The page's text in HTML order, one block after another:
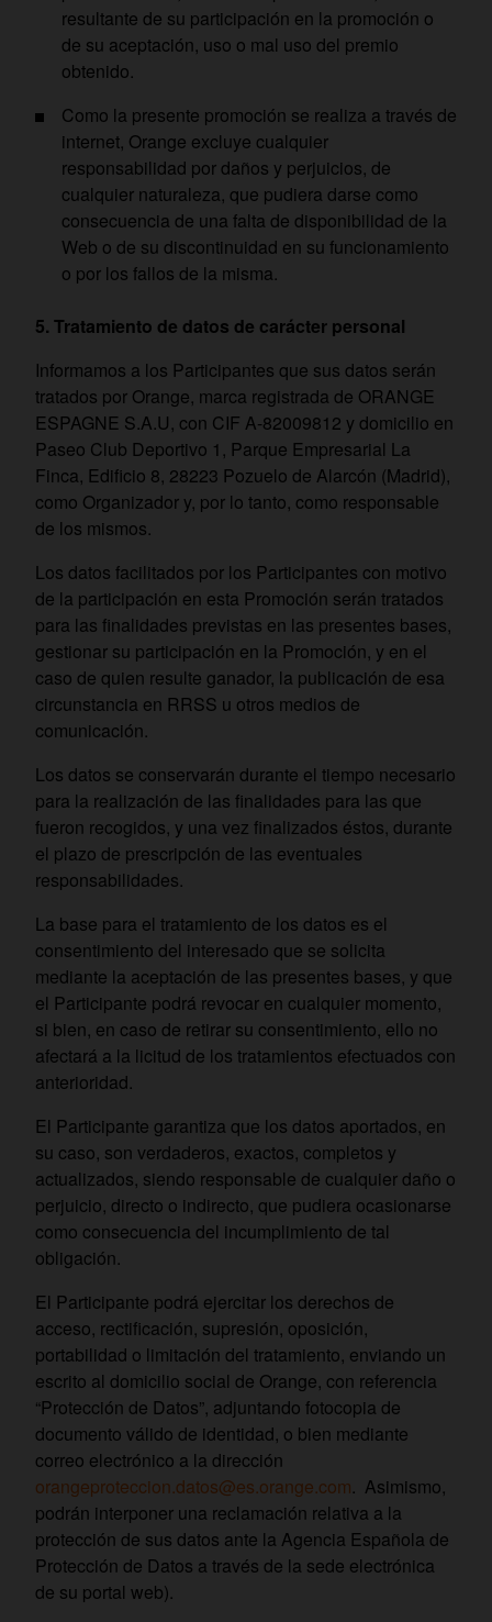
resultante de su participación en la promoción o
de su aceptación, uso o mal uso del premio
obtenido.
Como la presente promoción se realiza a través de
internet, Orange excluye cualquier
responsabilidad por daños y perjuicios, de
cualquier naturaleza, que pudiera darse como
consecuencia de una falta de disponibilidad de la
Web o de su discontinuidad en su funcionamiento
o por los fallos de la misma.
5. Tratamiento de datos de carácter personal
Informamos a los Participantes que sus datos serán
tratados por Orange, marca registrada de ORANGE
ESPAGNE S.A.U, con CIF A-82009812 y domicilio en
Paseo Club Deportivo 1, Parque Empresarial La
Finca, Edificio 8, 28223 Pozuelo de Alarcón (Madrid),
como Organizador y, por lo tanto, como responsable
de los mismos.
Los datos facilitados por los Participantes con motivo
de la participación en esta Promoción serán tratados
para las finalidades previstas en las presentes bases,
gestionar su participación en la Promoción, y en el
caso de quien resulte ganador, la publicación de esa
circunstancia en RRSS u otros medios de
comunicación.
Los datos se conservarán durante el tiempo necesario
para la realización de las finalidades para las que
fueron recogidos, y una vez finalizados éstos, durante
el plazo de prescripción de las eventuales
responsabilidades.
La base para el tratamiento de los datos es el
consentimiento del interesado que se solicita
mediante la aceptación de las presentes bases, y que
el Participante podrá revocar en cualquier momento,
si bien, en caso de retirar su consentimiento, ello no
afectará a la licitud de los tratamientos efectuados con
anterioridad.
El Participante garantiza que los datos aportados, en
su caso, son verdaderos, exactos, completos y
actualizados, siendo responsable de cualquier daño o
perjuicio, directo o indirecto, que pudiera ocasionarse
como consecuencia del incumplimiento de tal
obligación.
El Participante podrá ejercitar los derechos de
acceso, rectificación, supresión, oposición,
portabilidad o limitación del tratamiento, enviando un
escrito al domicilio social de Orange, con referencia
“Protección de Datos”, adjuntando fotocopia de
documento válido de identidad, o bien mediante
correo electrónico a la dirección
orangeproteccion.datos@es.orange.com. Asimismo,
podrán interponer una reclamación relativa a la
protección de sus datos ante la Agencia Española de
Protección de Datos a través de la sede electrónica
de su portal web).